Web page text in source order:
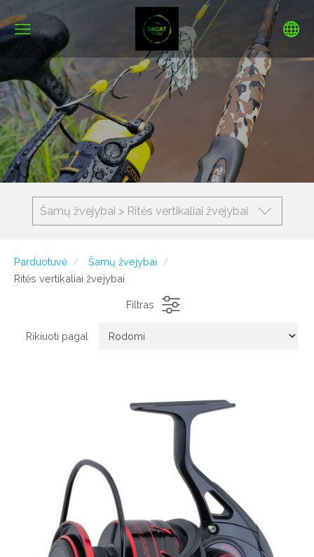
Šamų žvejybai > Ritės vertikaliai žvejybai
Parduotuvė
Šamų žvejybai
Ritės vertikaliai žvejybai
Filtras
Rikiuoti pagal